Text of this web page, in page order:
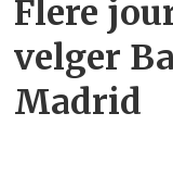
Flere
velger
Madrid